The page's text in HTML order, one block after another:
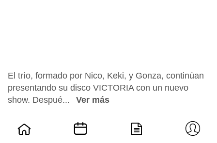
El trío, formado por Nico, Keki, y Gonza, continúan
presentando su disco VICTORIA con un nuevo
show. Despué...
Ver más